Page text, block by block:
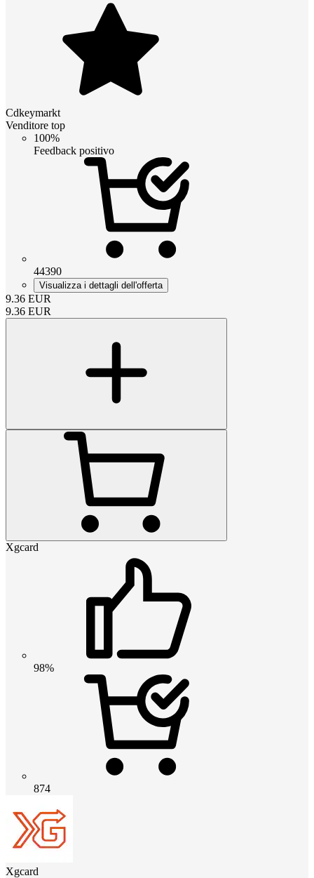
Cdkeymarkt
Venditore top
100%
Feedback positivo
44390
Visualizza i dettagli dell'offerta
9.36 EUR
9.36 EUR
Xgcard
98%
874
Xgcard